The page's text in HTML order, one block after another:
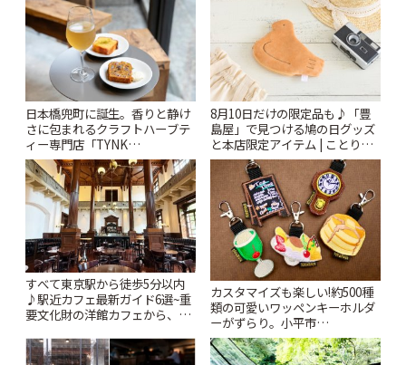
日本橋兜町に誕生。香りと静け
さに包まれるクラフトハーブテ
ィー専門店「TYNK
Kabutocho」 | ことりっぷ
8月10日だけの限定品も♪「豊
島屋」で見つける鳩の日グッズ
と本店限定アイテム | ことりっ
ぷ
すべて東京駅から徒歩5分以内
♪駅近カフェ最新ガイド6選~重
要文化財の洋館カフェから、改
りっぷ
カスタマイズも楽しい!約500種
類の可愛いワッペンキーホルダ
ーがずらり。小平市
「Kimamaya T&K」 | ことりっ
ぷ